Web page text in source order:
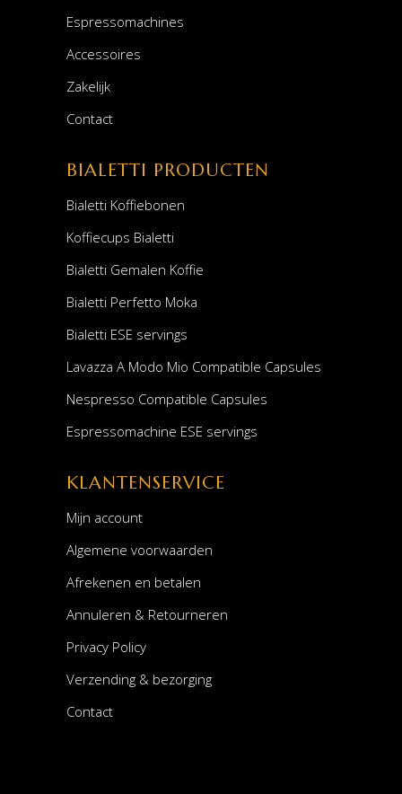
Espressomachines
Accessoires
Zakelijk
Contact
BIALETTI PRODUCTEN
Bialetti Koffiebonen
Koffiecups Bialetti
Bialetti Gemalen Koffie
Bialetti Perfetto Moka
Bialetti ESE servings
Lavazza A Modo Mio Compatible Capsules
Nespresso Compatible Capsules
Espressomachine ESE servings
KLANTENSERVICE
Mijn account
Algemene voorwaarden
Afrekenen en betalen
Annuleren & Retourneren
Privacy Policy
Verzending & bezorging
Contact